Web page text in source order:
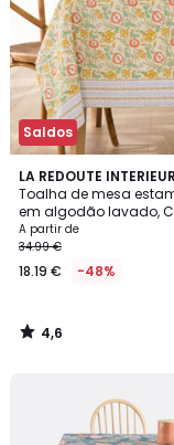
Saldos
LA REDOUTE
Toalha de mesa
em algodão lavado,
A partir de
34.99 €
18.19 € -48%
4,6
/ 5
4,6
/